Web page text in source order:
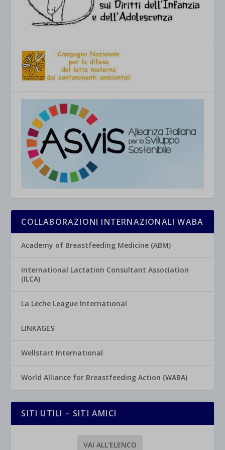
COLLABORAZIONI INTERNAZIONALI WABA
Academy of Breastfeeding Medicine (ABM)
International Lactation Consultant Association
(ILCA)
La Leche League International
LINKAGES
Wellstart International
World Alliance for Breastfeeding Action (WABA)
SITI UTILI – SITI AMICI
VAI ALL’ELENCO